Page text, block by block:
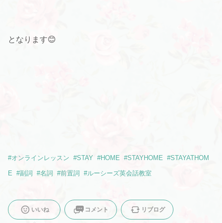
となります😊
#オンラインレッスン #STAY #HOME #STAYHOME #STAYATHOM
E #副詞 #名詞 #前置詞 #ルーシーズ英会話教室
いいね コメント リブログ